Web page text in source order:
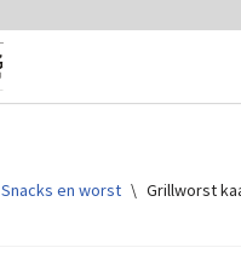
Snacks en worst \ Grillworst